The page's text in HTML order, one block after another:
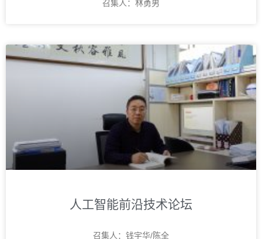
召集人：林勇男
人工智能前沿技术论坛
召集人：钱宇华/陈全